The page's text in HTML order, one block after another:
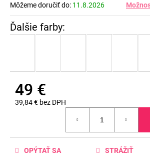
Môžeme doručiť do: 11.8.2026
49 €
39,84 € bez DPH
OPÝTAŤ SA STRÁŽIŤ